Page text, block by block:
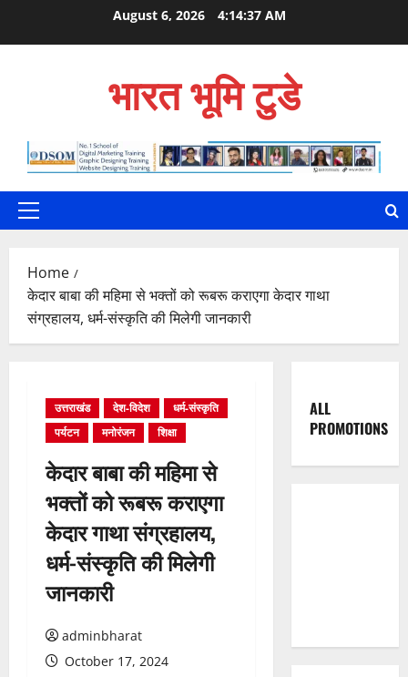
August 6, 2026 4:14:38 AM
भारत भूमि टुडे
Primary
Home
केदार बाबा की महिमा से भक्तों को रूबरू कराएगा केदार गाथा
संग्रहालय, धर्म-संस्कृति की मिलेगी जानकारी
उत्तराखंड देश-विदेश
धर्म-संस्कृति
पर्यटन
मनोरंजन शिक्षा
केदार बाबा की महिमा से
भक्तों को रूबरू कराएगा
केदार गाथा संग्रहालय,
धर्म-संस्कृति की मिलेगी
जानकारी
adminbharat
October 17, 2024
ALL
PROMOTIONS